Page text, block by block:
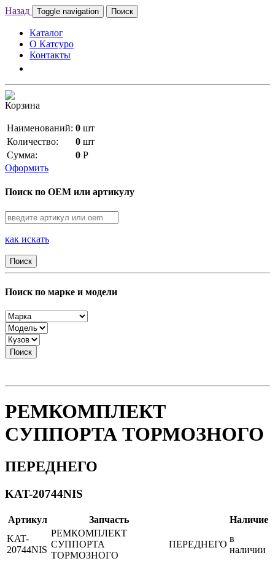
Назад Toggle navigation Поиск
Каталог
О Катсуро
Контакты
Корзина
Наименований: 0 шт
Количество:
0 шт
Сумма:
0 Р
Оформить
Поиск по OEM или артикулу
как искать
Поиск
Поиск по марке и модели
Поиск
РЕМКОМПЛЕКТ
СУППОРТА ТОРМОЗНОГО
ПЕРЕДНЕГО
KAT-20744NIS
Артикул Запчасть
Наличие
KAT-
20744NIS
РЕМКОМПЛЕКТ
СУППОРТА
ТОРМОЗНОГО
ПЕРЕДНЕГО
в
наличии